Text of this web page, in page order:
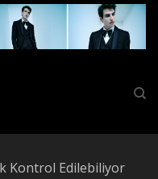
Kontrol Edilebiliyor